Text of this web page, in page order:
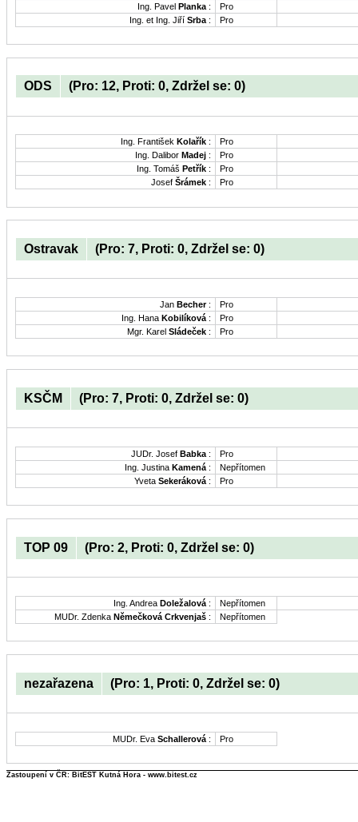
Ing. Pavel Planka :
Pro
Ing. et Ing. Jiří Srba : Pro
ODS (Pro: 12, Proti: 0, Zdržel se: 0)
Ing. František Kolařík :
Pro
Ing. Dalibor Madej :
Pro
Ing. Tomáš Petřík :
Pro
Josef Šrámek : Pro
Ostravak (Pro: 7, Proti: 0, Zdržel se: 0)
Jan Becher:
Pro
Ing. Hana Kobilíková :
Pro
Mgr. Karel Sládeček : Pro
KSČM (Pro: 7, Proti: 0, Zdržel se: 0)
JUDr. Josef Babka :
Pro
Ing. Justina Kamená :
Nepřítomen
Yveta Sekeráková : Pro
TOP 09 (Pro: 2, Proti: 0, Zdržel se: 0)
Ing. Andrea Doležalová :
Nepřítomen
MUDr. Zdenka Němečková Crkvenjaš : Nepřítomen
nezařazena (Pro: 1, Proti: 0, Zdržel se: 0)
MUDr. Eva Schallerová : Pro
Zastoupení v ČR: BitEST Kutná Hora - www.bitest.cz